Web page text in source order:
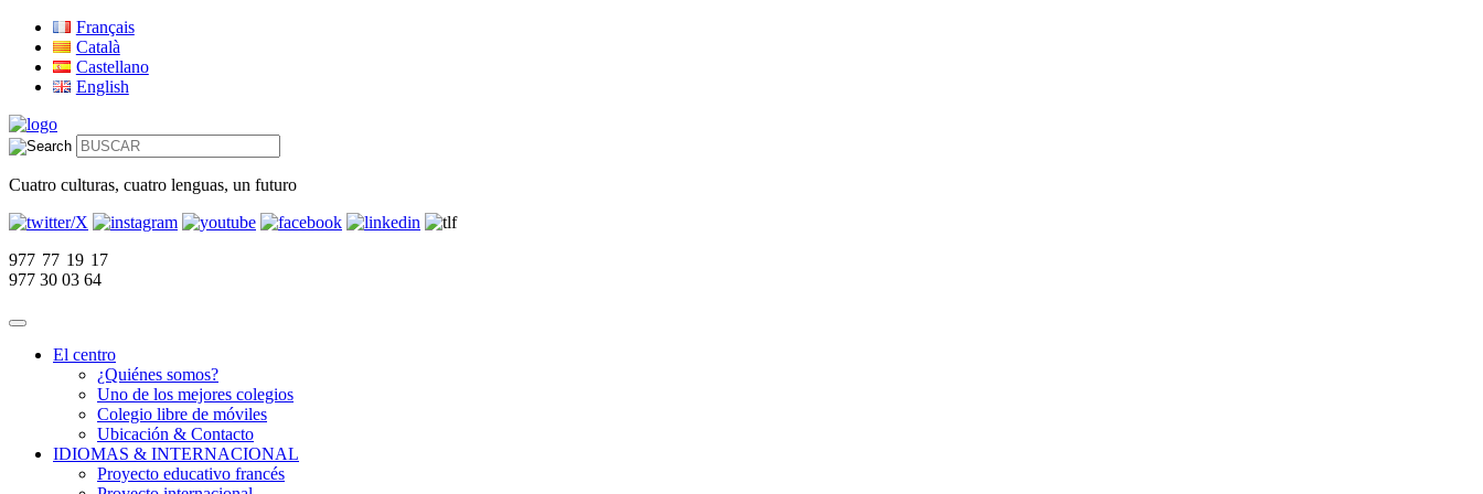
Français
Català
Castellano
English
Cuatro culturas, cuatro lenguas, un futuro
977 77 19 17
977 30 03 64
El centro
¿Quiénes somos?
Uno de los mejores colegios
Colegio libre de móviles
Ubicación & Contacto
IDIOMAS & INTERNACIONAL
Proyecto educativo francés